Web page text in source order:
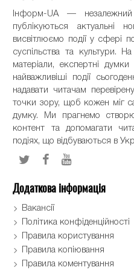
Інформ-UA —
публікуються актуальні
висвітлюємо події у сфері
суспільства та культури.
матеріали, експертні
найважливіші події
надавати читачам
точки зору, щоб кожен міг
думку. Ми прагнемо
контент та допомагати
подіях, що відбуваються в
Додаткова інформація
Вакансії
Політика конфіденційності
Правила користування
Правила копіювання
Правила коментування